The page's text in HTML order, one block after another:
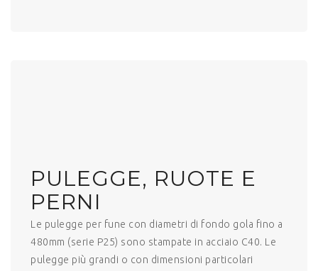
PULEGGE, RUOTE E
PERNI
Le pulegge per fune con diametri di fondo gola fino a
480mm (serie P25) sono stampate in acciaio C40. Le
pulegge più grandi o con dimensioni particolari